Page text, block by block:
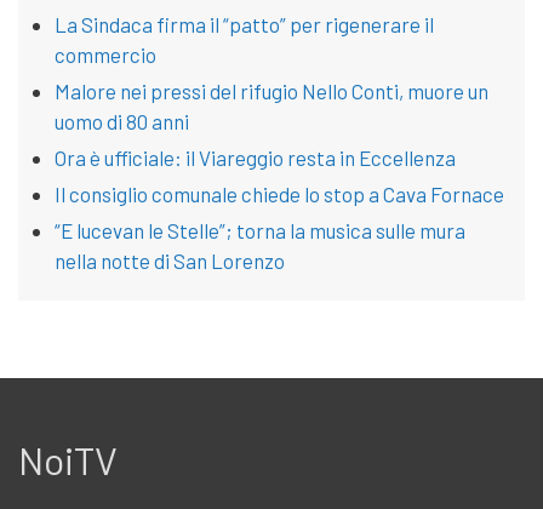
La Sindaca firma il “patto” per rigenerare il
commercio
Malore nei pressi del rifugio Nello Conti, muore un
uomo di 80 anni
Ora è ufficiale: il Viareggio resta in Eccellenza
Il consiglio comunale chiede lo stop a Cava Fornace
“E lucevan le Stelle”; torna la musica sulle mura
nella notte di San Lorenzo
NoiTV